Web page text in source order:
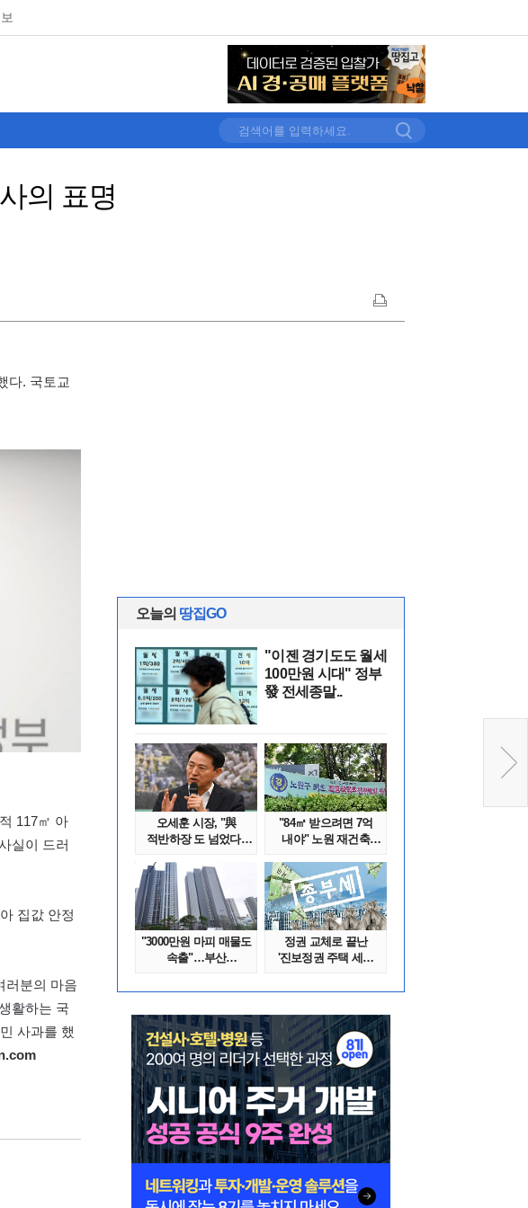
의 표명
다. 국토교
117㎡ 아
실이 드러
집값 안정
러분의 마음
활하는 국
사과를 했
오늘의 땅집GO
"이젠 경기도도 월세
100만원 시대" 정부
發 전세종말..
오세훈 시장, "與
적반하장 도 넘었다"
"84㎡ 받으려면 7억
내야" 노원 재건축
"3000만원 마피 매물도
속출"…부산
정권 교체로 끝난
'진보정권 주택 세금